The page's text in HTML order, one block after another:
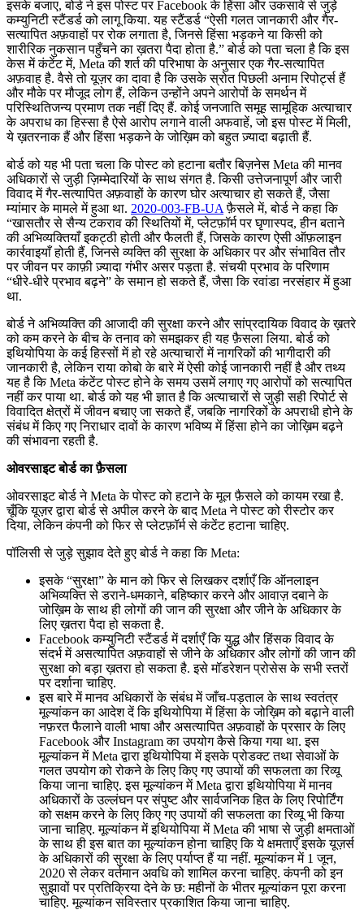
इसके बजाए, बोर्ड ने इस पोस्ट पर Facebook के हिंसा और उकसावे से जुड़े
कम्युनिटी स्टैंडर्ड को लागू किया. यह स्टैंडर्ड “ऐसी गलत जानकारी और गैर-
सत्यापित अफ़वाहों पर रोक लगाता है, जिनसे हिंसा भड़कने या किसी को
शारीरिक नुकसान पहुँचने का ख़तरा पैदा होता है.” बोर्ड को पता चला है कि इस
केस में कंटेंट में, Meta की शर्त की परिभाषा के अनुसार एक गैर-सत्यापित
अफ़वाह है. वैसे तो यूज़र का दावा है कि उसके स्रोत पिछली अनाम रिपोर्ट्स हैं
और मौके पर मौजूद लोग हैं, लेकिन उन्होंने अपने आरोपों के समर्थन में
परिस्थितिजन्य प्रमाण तक नहीं दिए हैं. कोई जनजाति समूह सामूहिक अत्याचार
के अपराध का हिस्सा है ऐसे आरोप लगाने वाली अफवाहें, जो इस पोस्ट में मिली,
ये ख़तरनाक हैं और हिंसा भड़कने के जोख़िम को बहुत ज़्यादा बढ़ाती हैं.
बोर्ड को यह भी पता चला कि पोस्ट को हटाना बतौर बिज़नेस Meta की मानव
अधिकारों से जुड़ी ज़िम्मेदारियों के साथ संगत है. किसी उत्तेजनापूर्ण और जारी
विवाद में गैर-सत्यापित अफ़वाहों के कारण घोर अत्याचार हो सकते हैं, जैसा
म्यांमार के मामले में हुआ था. 2020-003-FB-UA फ़ैसले में, बोर्ड ने कहा कि
“खासतौर से सैन्य टकराव की स्थितियों में, प्लेटफ़ॉर्म पर घृणास्पद, हीन बताने
की अभिव्यक्तियाँ इकट्ठी होती और फैलती हैं, जिसके कारण ऐसी ऑफ़लाइन
कार्रवाइयाँ होती हैं, जिनसे व्यक्ति की सुरक्षा के अधिकार पर और संभावित तौर
पर जीवन पर काफ़ी ज़्यादा गंभीर असर पड़ता है. संचयी प्रभाव के परिणाम
“धीरे-धीरे प्रभाव बढ़ने” के समान हो सकते हैं, जैसा कि रवांडा नरसंहार में हुआ
था.
बोर्ड ने अभिव्यक्ति की आजादी की सुरक्षा करने और सांप्रदायिक विवाद के ख़तरे
को कम करने के बीच के तनाव को समझकर ही यह फ़ैसला लिया. बोर्ड को
इथियोपिया के कई हिस्सों में हो रहे अत्याचारों में नागरिकों की भागीदारी की
जानकारी है, लेकिन राया कोबो के बारे में ऐसी कोई जानकारी नहीं है और तथ्य
यह है कि Meta कंटेंट पोस्ट होने के समय उसमें लगाए गए आरोपों को सत्यापित
नहीं कर पाया था. बोर्ड को यह भी ज्ञात है कि अत्याचारों से जुड़ी सही रिपोर्ट से
विवादित क्षेत्रों में जीवन बचाए जा सकते हैं, जबकि नागरिकों के अपराधी होने के
संबंध में किए गए निराधार दावों के कारण भविष्य में हिंसा होने का जोख़िम बढ़ने
की संभावना रहती है.
ओवरसाइट बोर्ड का फ़ैसला
ओवरसाइट बोर्ड ने Meta के पोस्ट को हटाने के मूल फ़ैसले को कायम रखा है.
चूँकि यूज़र द्वारा बोर्ड से अपील करने के बाद Meta ने पोस्ट को रीस्टोर कर
दिया, लेकिन कंपनी को फिर से प्लेटफ़ॉर्म से कंटेंट हटाना चाहिए.
पॉलिसी से जुड़े सुझाव देते हुए बोर्ड ने कहा कि Meta:
इसके “सुरक्षा” के मान को फिर से लिखकर दर्शाएँ कि ऑनलाइन
अभिव्यक्ति से डराने-धमकाने, बहिष्कार करने और आवाज़ दबाने के
जोख़िम के साथ ही लोगों की जान की सुरक्षा और जीने के अधिकार के
लिए ख़तरा पैदा हो सकता है.
Facebook कम्युनिटी स्टैंडर्ड में दर्शाएँ कि युद्ध और हिंसक विवाद के
संदर्भ में असत्यापित अफ़वाहों से जीने के अधिकार और लोगों की जान की
सुरक्षा को बड़ा ख़तरा हो सकता है. इसे मॉडरेशन प्रोसेस के सभी स्तरों
पर दर्शाना चाहिए.
इस बारे में मानव अधिकारों के संबंध में जाँच-पड़ताल के साथ स्वतंत्र
मूल्यांकन का आदेश दें कि इथियोपिया में हिंसा के जोख़िम को बढ़ाने वाली
नफ़रत फैलाने वाली भाषा और असत्यापित अफ़वाहों के प्रसार के लिए
Facebook और Instagram का उपयोग कैसे किया गया था. इस
मूल्यांकन में Meta द्वारा इथियोपिया में इसके प्रोडक्ट तथा सेवाओं के
गलत उपयोग को रोकने के लिए किए गए उपायों की सफलता का रिव्यू
किया जाना चाहिए. इस मूल्यांकन में Meta द्वारा इथियोपिया में मानव
अधिकारों के उल्लंघन पर संपुष्ट और सार्वजनिक हित के लिए रिपोर्टिंग
को सक्षम करने के लिए किए गए उपायों की सफलता का रिव्यू भी किया
जाना चाहिए. मूल्यांकन में इथियोपिया में Meta की भाषा से जुड़ी क्षमताओं
के साथ ही इस बात का मूल्यांकन होना चाहिए कि ये क्षमताएँ इसके यूज़र्स
के अधिकारों की सुरक्षा के लिए पर्याप्त हैं या नहीं. मूल्यांकन में 1 जून,
2020 से लेकर वर्तमान अवधि को शामिल करना चाहिए. कंपनी को इन
सुझावों पर प्रतिक्रिया देने के छ: महीनों के भीतर मूल्यांकन पूरा करना
चाहिए. मूल्यांकन सविस्तार प्रकाशित किया जाना चाहिए.